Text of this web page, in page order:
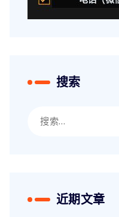
搜索
索：
近期文章